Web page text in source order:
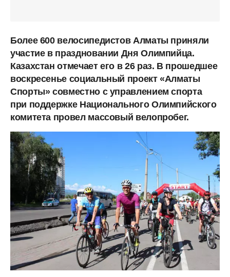
Более 600 велосипедистов Алматы приняли
участие в праздновании Дня Олимпийца.
Казахстан отмечает его в 26 раз. В прошедшее
воскресенье социальный проект «Алматы
Спорты» совместно с управлением спорта
при поддержке Национального Олимпийского
комитета провел массовый велопробег.